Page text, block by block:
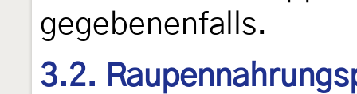
gegebenenfalls.
3.2.